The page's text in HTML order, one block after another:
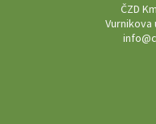
ČZD
Vurnikova